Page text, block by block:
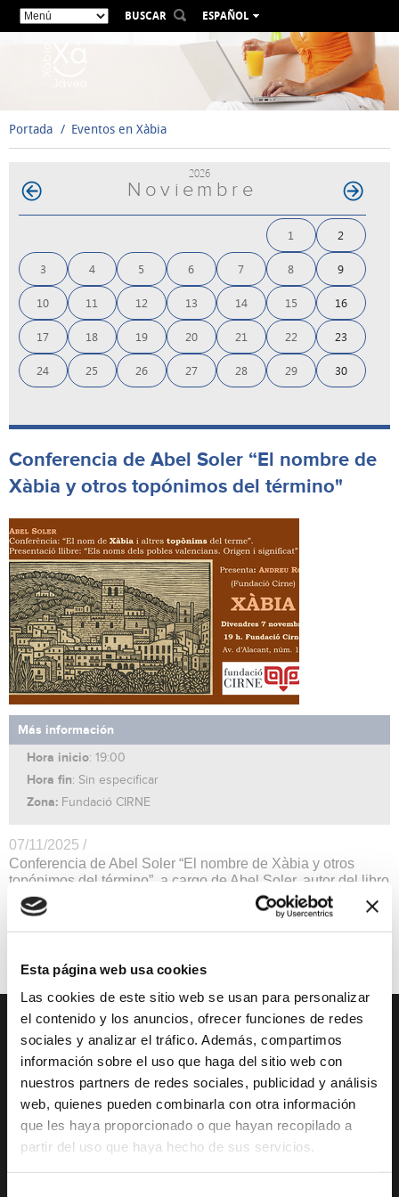
Esta página web usa cookies
Las cookies de este sitio web se usan para personalizar
el contenido y los anuncios, ofrecer funciones de redes
sociales y analizar el tráfico. Además, compartimos
información sobre el uso que haga del sitio web con
nuestros partners de redes sociales, publicidad y análisis
web, quienes pueden combinarla con otra información
que les haya proporcionado o que hayan recopilado a
partir del uso que haya hecho de sus servicios.
BUSCAR
ESPAÑOL
VALENCIÀ
ENGLISH
FRANÇAIS
Portada Eventos en Xàbia
2026
Noviembre
1 2
3 4 5 6 7 8 9
10 11 12 13 14 15 16
17 18 19 20 21 22 23
24 25 26 27 28 29 30
Conferencia de Abel Soler “El nombre de
Xàbia y otros topónimos del término"
Más información
Hora inicio: 19:00
Hora fin: Sin especificar
Zona: Fundació CIRNE
07/11/2025 /
Conferencia de Abel Soler “El nombre de Xàbia y otros
topónimos del término”, a cargo de Abel Soler, autor del libro
“Els noms dels pobles valencians. Origen i significat”. Hasta
completar aforo.
DESCUBRE XÀBIA
Mirador Virtual
Cultura y Patrimonio
Paseo por Xàbia
QUÉ HACER
Eventos todo el año
Camino del Alba
Actividades